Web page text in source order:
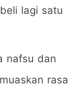
lagi satu
nafsu dan
rasa